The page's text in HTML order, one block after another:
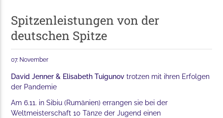
Spitzenleistungen von der
deutschen Spitze
07. November
David Jenner & Elisabeth Tuigunov trotzen mit ihren Erfolgen
der Pandemie
Am 6.11. in Sibiu (Rumänien) errangen sie bei der
Weltmeisterschaft 10 Tänze der Jugend einen